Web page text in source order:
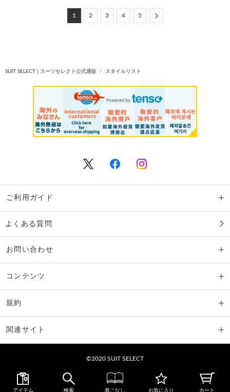
1 2 3 4 5 Next
SUIT SELECT | スーツセレクト公式通販 スタイルリスト
ご利用ガイド
よくある質問
お問い合わせ
コンテンツ
規約
関連サイト
©2020 SUIT SELECT
アイテム 検索 着こなし お気に入り カート